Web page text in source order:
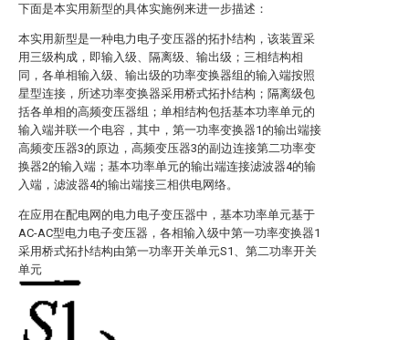
下面是本实用新型的具体实施例来进一步描述：
本实用新型是一种电力电子变压器的拓扑结构，该装置采
用三级构成，即输入级、隔离级、输出级；三相结构相
同，各单相输入级、输出级的功率变换器组的输入端按照
星型连接，所述功率变换器采用桥式拓扑结构；隔离级包
括各单相的高频变压器组；单相结构包括基本功率单元的
输入端并联一个电容，其中，第一功率变换器1的输出端接
高频变压器3的原边，高频变压器3的副边连接第二功率变
换器2的输入端；基本功率单元的输出端连接滤波器4的输
入端，滤波器4的输出端接三相供电网络。
在应用在配电网的电力电子变压器中，基本功率单元基于
AC-AC型电力电子变压器，各相输入级中第一功率变换器1
采用桥式拓扑结构由第一功率开关单元S1、第二功率开关
单元